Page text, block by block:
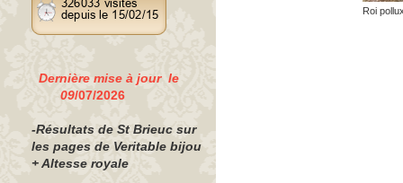
Roi
Dernière mise à jour le
09/07/2026
-Résultats de St Brieuc sur
les pages de Veritable bijou
+ Altesse royale